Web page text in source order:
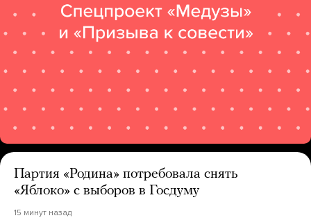
Партия «Родина» потребовала снять
«Яблоко» с выборов в Госдуму
15 минут назад